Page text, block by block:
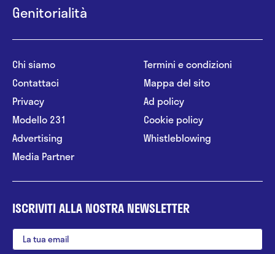
Genitorialità
Chi siamo
Contattaci
Privacy
Modello 231
Advertising
Media Partner
Termini e condizioni
Mappa del sito
Ad policy
Cookie policy
Whistleblowing
ISCRIVITI ALLA NOSTRA NEWSLETTER